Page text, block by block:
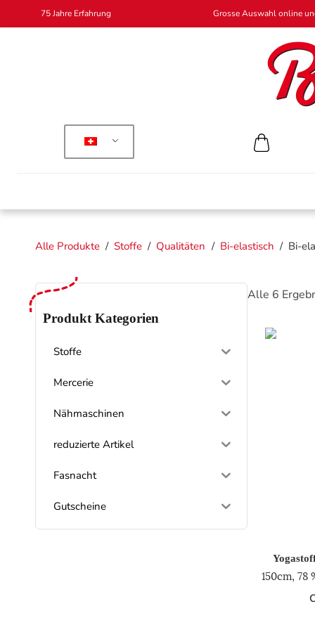
75 Jahre Erfahrung Grosse Auswahl online
Alle Produkte / Stoffe / Qualitäten / Bi-elastisch / Bi-
Produkt Kategorien
Stoffe
Mercerie
Nähmaschinen
reduzierte Artikel
Fasnacht
Gutscheine
Alle 6
150cm, 78